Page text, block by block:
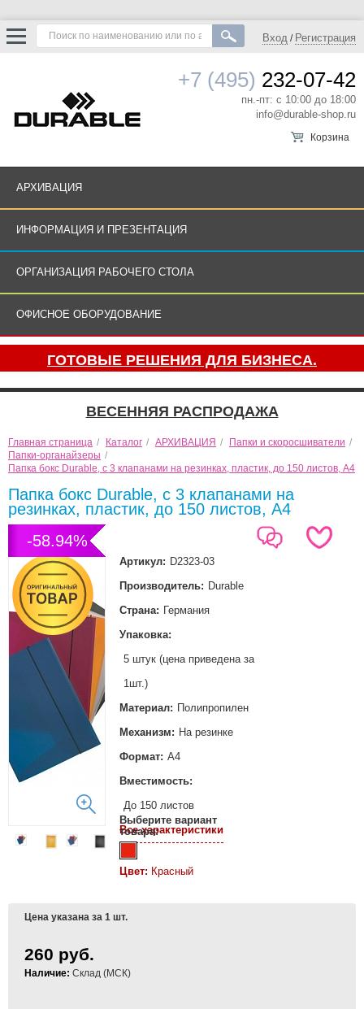
Вход / Регистрация
+7 (495) 232-07-42
пн.-пт: с 10:00 до 18:00
info@durable-shop.ru
Корзина
АРХИВАЦИЯ
ИНФОРМАЦИЯ И ПРЕЗЕНТАЦИЯ
ОРГАНИЗАЦИЯ РАБОЧЕГО СТОЛА
ОФИСНОЕ ОБОРУДОВАНИЕ
ГОТОВЫЕ РЕШЕНИЯ ДЛЯ БИЗНЕСА.
ВЕСЕННЯЯ РАСПРОДАЖА
Главная страница / Каталог / АРХИВАЦИЯ / Папки и скоросшиватели /
Папки-органайзеры /
Папка бокс Durable, с 3 клапанами на резинках, пластик, до 150 листов, А4
Папка бокс Durable, с 3 клапанами на
резинках, пластик, до 150 листов, А4
-58.94%
Артикул: D2323-03
Производитель: Durable
Страна: Германия
Упаковка:
5 штук (цена приведена за
1шт.)
Материал: Полипропилен
Механизм: На резинке
Формат: А4
Вместимость:
До 150 листов
Все характеристики
Выберите вариант
товара:
Цвет: Красный
Цена указана за 1 шт.
260 руб.
Наличие: Склад (МСК)